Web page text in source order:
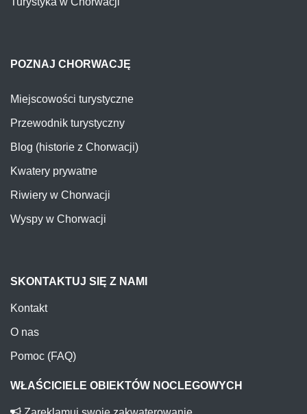
POZNAJ CHORWACJĘ
Miejscowości turystyczne
Przewodnik turystyczny
Blog (historie z Chorwacji)
Kwatery prywatne
Riwiery w Chorwacji
Wyspy w Chorwacji
SKONTAKTUJ SIĘ Z NAMI
Kontakt
O nas
Pomoc (FAQ)
WŁAŚCICIELE OBIEKTÓW NOCLEGOWYCH